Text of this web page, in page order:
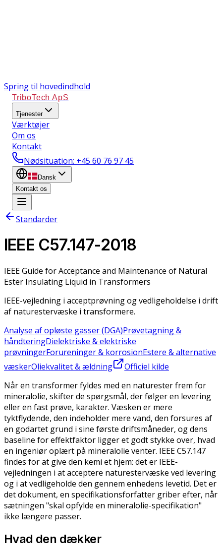
Spring til hovedindhold
TriboTech ApS
Tjenester
Værktøjer
Om os
Kontakt
Nødsituation: +45 60 76 97 45
Dansk
Kontakt os
Standarder
IEEE C57.147-2018
IEEE Guide for Acceptance and Maintenance of Natural
Ester Insulating Liquid in Transformers
IEEE-vejledning i acceptprøvning og vedligeholdelse i drift
af naturestervæske i transformere.
Analyse af opløste gasser (DGA)Prøvetagning &
håndteringDielektriske & elektriske
prøvningerForureninger & korrosionEstere & alternative
væskerOliekvalitet & ældning
Officiel kilde
Når en transformer fyldes med en naturester frem for
mineralolie, skifter de spørgsmål, der følger en levering
eller en fast prøve, karakter. Væsken er mere
tyktflydende, den indeholder mere vand, den forsures af
en godartet grund i sine første driftsmåneder, og dens
baseline for effektfaktor ligger et godt stykke over, hvad
en ingeniør oplært på mineralolie venter. IEEE C57.147
findes for at give den kemi et hjem: det er IEEE-
vejledningen i at acceptere naturestervæske ved levering
og i at vedligeholde den gennem enhedens levetid. Det er
det dokument, en specifikationsforfatter griber efter, når
sætningen "skal opfylde en mineralolie-specifikation"
ikke længere passer.
Hvad den dækker